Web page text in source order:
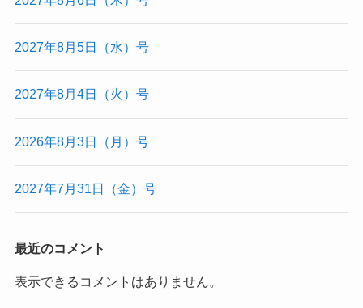
2027年8月5日（水）号
2027年8月4日（火）号
2026年8月3日（月）号
2027年7月31日（金）号
最近のコメント
表示できるコメントはありません。